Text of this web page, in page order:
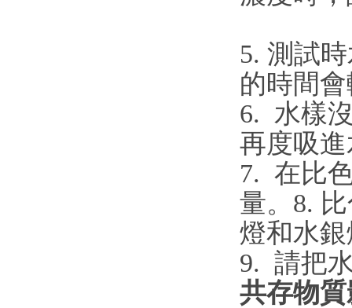
5. 測試
的時間
6. 水樣
再度吸
7. 在比
量。 8.
燈和水
9. 請把
共存物